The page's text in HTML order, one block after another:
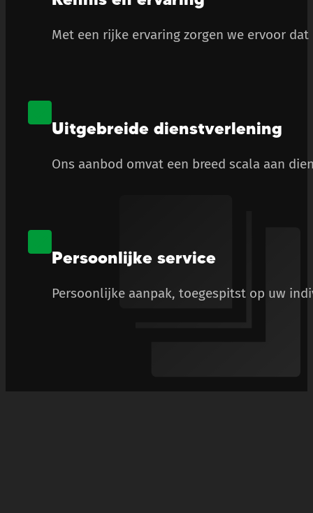
Met een rijke ervaring zorgen we ervoor
Uitgebreide dienstverlening
Ons aanbod omvat een breed scala aan
Persoonlijke service
Persoonlijke aanpak, toegespitst op uw